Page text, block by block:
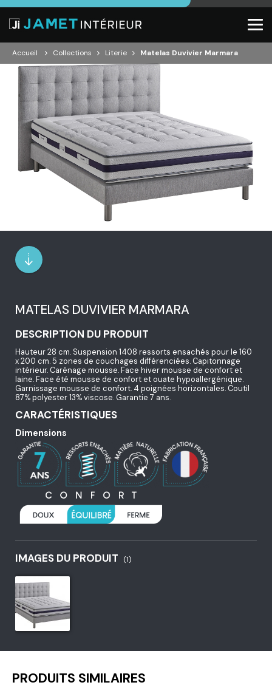
Accueil Collections Literie Matelas Duvivier Marmara
MATELAS DUVIVIER MARMARA
DESCRIPTION DU PRODUIT
Hauteur 28 cm. Suspension 1408 ressorts ensachés pour le 160
x 200 cm. 5 zones de couchages différenciées. Capitonnage
intérieur. Carénage mousse. Face hiver mousse de confort et
laine. Face été mousse de confort et ouate hypoallergénique.
Garnissage mousse de confort. 4 poignées horizontales. Coutil
87% polyester 13% viscose. Garantie 7 ans.
CARACTÉRISTIQUES
Dimensions
IMAGES DU PRODUIT (1)
PRODUITS SIMILAIRES